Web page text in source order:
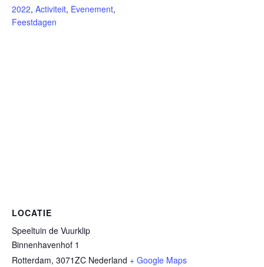
2022, Activiteit, Evenement,
Feestdagen
LOCATIE
Speeltuin de Vuurklip
Binnenhavenhof 1
Rotterdam, 3071ZC Nederland + Google Maps